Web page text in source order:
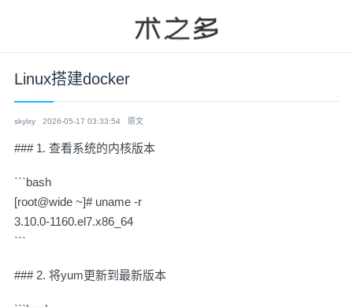
Linux搭建docker
skylxy 2026-05-17 03:33:54 原文
### 1. 查看系统的内核版本
```bash
[root@wide ~]# uname -r
3.10.0-1160.el7.x86_64
```
### 2. 将yum更新到最新版本